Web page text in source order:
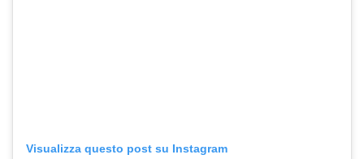
Visualizza questo post su Instagram